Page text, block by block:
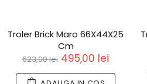
Troler Brick Maro 66X44X25
Cm
623,00 lei 495,00 lei